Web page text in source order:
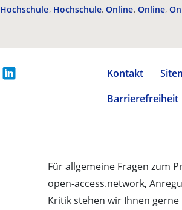
Hochschule Hochschule Online Online
Kontakt
Barrierefreiheit
Für allgemeine Fragen zum
open-access.network,
Kritik stehen wir Ihnen